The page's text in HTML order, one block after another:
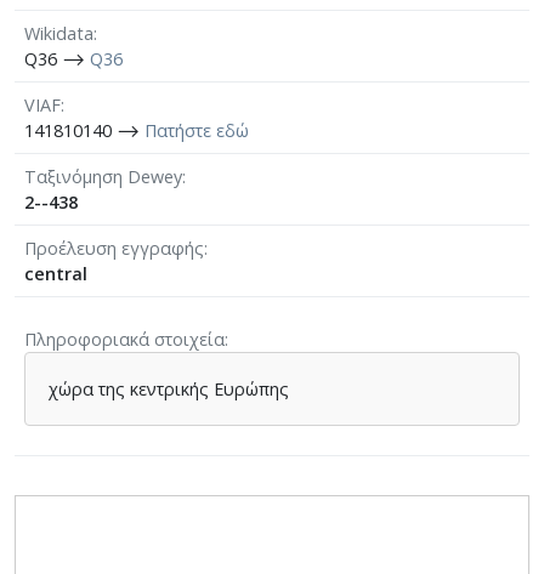
Wikidata
Q36 ⟶ Q36
VIAF
141810140 ⟶ Πατήστε εδώ
Ταξινόμηση Dewey
2--438
Προέλευση εγγραφής
central
Πληροφοριακά στοιχεία
χώρα της κεντρικής Ευρώπης